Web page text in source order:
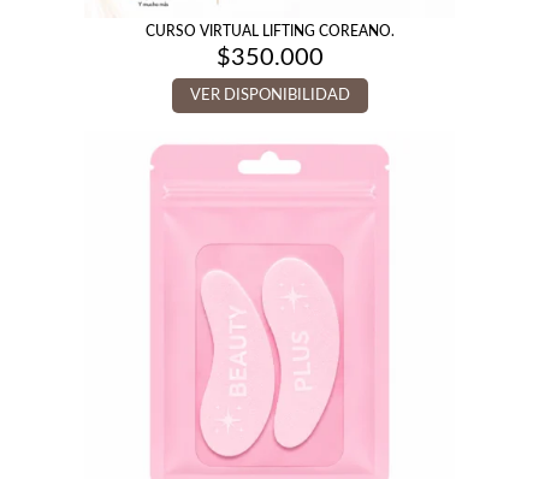
CURSO VIRTUAL LIFTING COREANO.
$350.000
VER DISPONIBILIDAD